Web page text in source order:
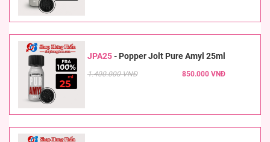
JPA25- Popper Jolt Pure Amyl 25ml
1.400.000 VNĐ 850.000 VNĐ